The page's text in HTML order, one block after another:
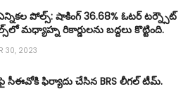
పోల్స్: షాకింగ్ 36.68% ఓటర్ టర్న్సౌట్
మధ్యాహ్న రికార్డులను బద్దలు కొట్టింది.
30, 2023
సీఈవోకి ఫిర్యాదు చేసిన BRS లీగల్ టీమ్.